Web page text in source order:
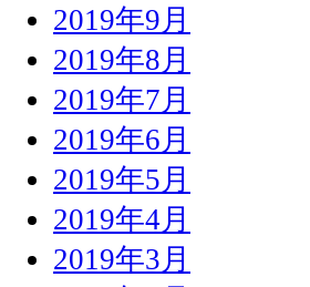
2019年9月
2019年8月
2019年7月
2019年6月
2019年5月
2019年4月
2019年3月